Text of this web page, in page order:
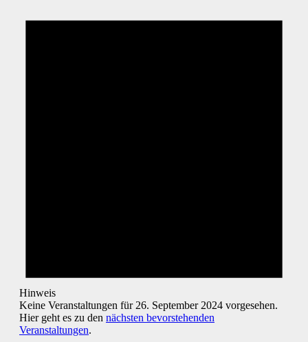
Hinweis
Keine Veranstaltungen für 26. September 2024 vorgesehen.
Hier geht es zu den nächsten bevorstehenden
Veranstaltungen.